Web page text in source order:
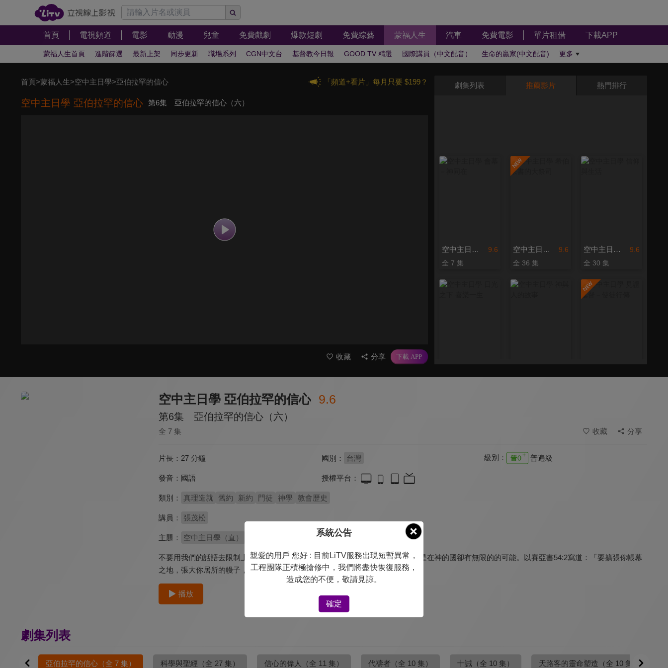
首頁 電視頻道 電影 動漫 兒童 免費戲劇 爆款短劇 免費綜藝 蒙福人生 汽車 免費電影 單片租借 下載APP
蒙福人生首頁 進階篩選 最新上架 同步更新 職場系列 CGN中文台 基督教今日報 GOOD TV 精選 國際講員（中文配音） 生命的贏家(中文配音) 更多
「頻道+看片」每月只要 $199？
首頁>蒙福人生>空中主日學>亞伯拉罕的信心
空中主日學 亞伯拉罕的信心 第6集 亞伯拉罕的信心（六）
收藏 分享
劇集列表 推薦影片 熱門排行
9.6
空中主日學 會幕－神同在
全 7 集
9.6
空中主日學 希伯來書的大祭司
全 36 集
9.6
空中主日學 信仰與生活
全 30 集
空中主日學 亞伯拉罕的信心 9.6
第6集 亞伯拉罕的信心（六）
全 7 集 收藏 分享
片長： 27 分鐘 國別： 台灣 級別： 普遍級
發音： 國語 授權平台：
類別： 真理造就 舊約 新約 門徒 神學 教會歷史
講員： 張茂松
主題： 空中主日學（直）
不要用我們的話語去限制上帝的工作。我們會說什麼事情絕對「不可能」的，但是在神的國卻有無限的的可能。以賽亞書54:2寫道：「要擴張你帳幕
之地，張大你居所的幔子，不要限止；要放長你的繩子，堅固你的橛子。」
播放
劇集列表
亞伯拉罕的信心 （全 7 集） 科學與聖經 （全 27 集） 信心的偉人 （全 11 集） 代禱者 （全 10 集） 十誡 （全 10 集） 天路客的靈命塑造 （全 10 集）
系統公告
親愛的用戶 您好 : 目前LiTV服務出現短暫異常，
工程團隊正積極搶修中，我們將盡快恢復服務，
造成您的不便，敬請見諒。
確定